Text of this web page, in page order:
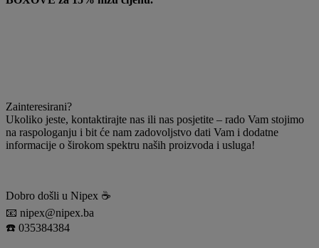
Zainteresirani?
Ukoliko jeste, kontaktirajte nas ili nas posjetite – rado Vam stojimo
na raspologanju i bit će nam zadovoljstvo dati Vam i dodatne
informacije o širokom spektru naših proizvoda i usluga!
Dobro došli u Nipex ☕️
📧 nipex@nipex.ba
☎️ 035384384